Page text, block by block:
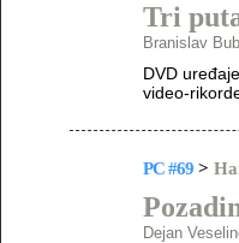
Tri
Branislav
DVD
video-
PC #69 >
Dejan